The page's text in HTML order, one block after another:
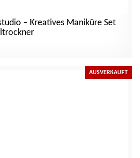
– Kreatives Maniküre Set
AUSVERKAUFT